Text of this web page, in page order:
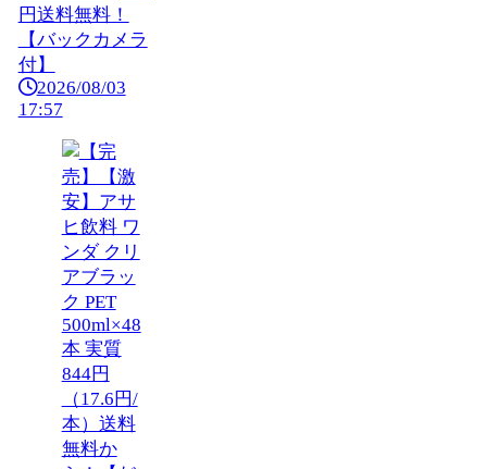
円送料無料！
【バックカメラ
付】
2026/08/03
17:57